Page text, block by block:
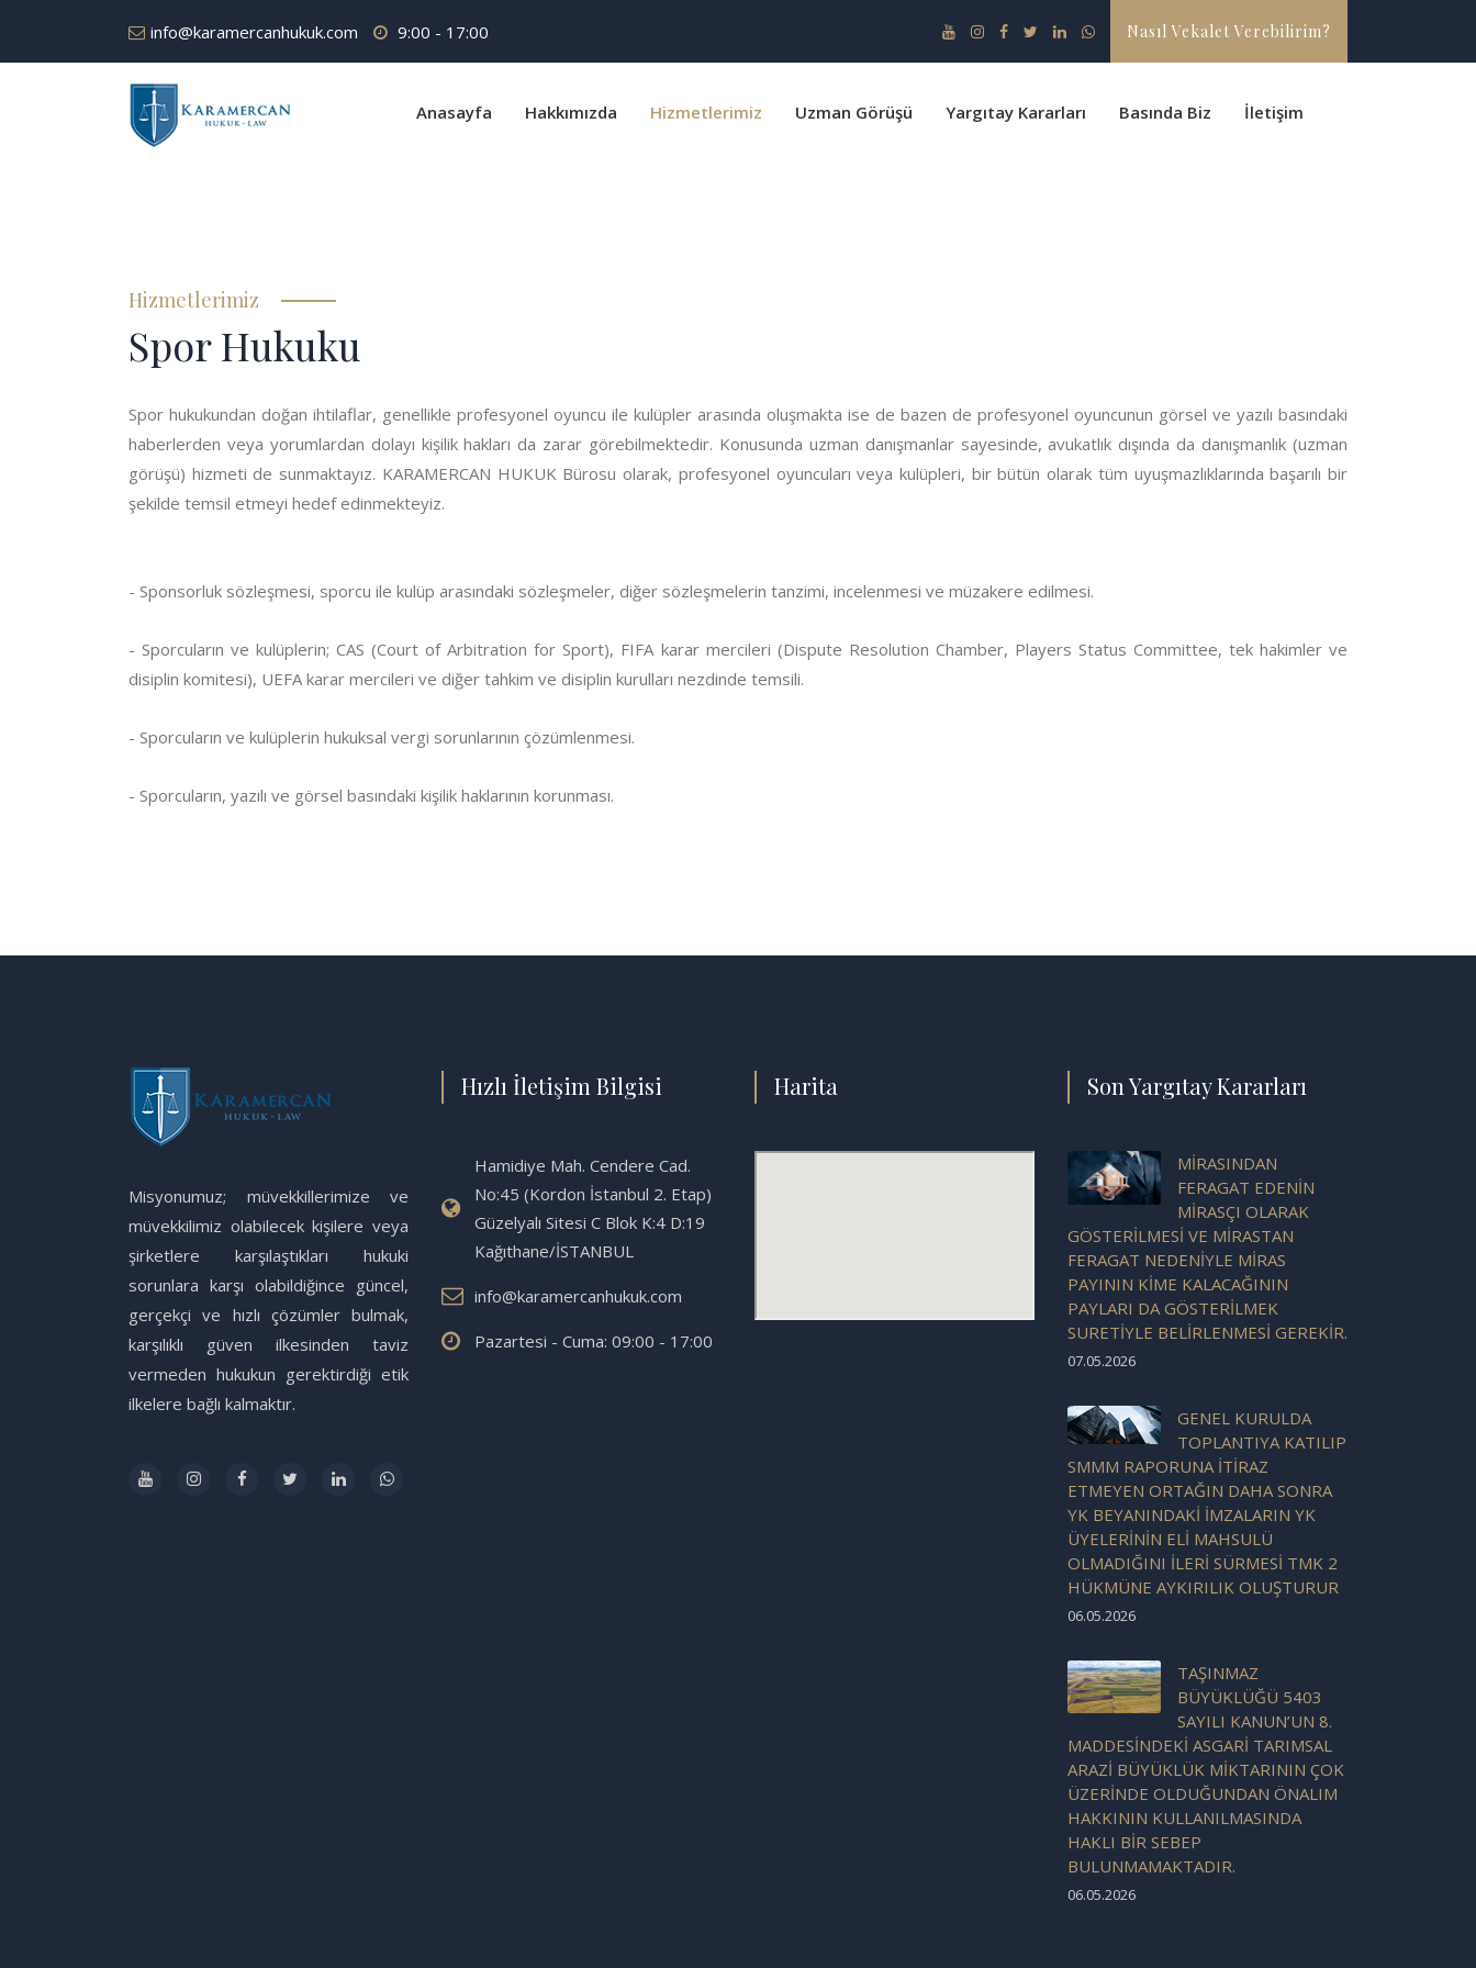
info@karamercanhukuk.com 9:00 - 17:00 Nasıl Vekalet Verebilirim?
Anasayfa Hakkımızda Hizmetlerimiz Uzman Görüşü Yargıtay Kararları Basında Biz İletişim
Hizmetlerimiz
Spor Hukuku
Spor hukukundan doğan ihtilaflar, genellikle profesyonel oyuncu ile kulüpler arasında oluşmakta ise de bazen de profesyonel oyuncunun görsel ve yazılı basındaki
haberlerden veya yorumlardan dolayı kişilik hakları da zarar görebilmektedir. Konusunda uzman danışmanlar sayesinde, avukatlık dışında da danışmanlık (uzman
görüşü) hizmeti de sunmaktayız. KARAMERCAN HUKUK Bürosu olarak, profesyonel oyuncuları veya kulüpleri, bir bütün olarak tüm uyuşmazlıklarında başarılı bir
şekilde temsil etmeyi hedef edinmekteyiz.
- Sponsorluk sözleşmesi, sporcu ile kulüp arasındaki sözleşmeler, diğer sözleşmelerin tanzimi, incelenmesi ve müzakere edilmesi.
- Sporcuların ve kulüplerin; CAS (Court of Arbitration for Sport), FIFA karar mercileri (Dispute Resolution Chamber, Players Status Committee, tek hakimler ve
disiplin komitesi), UEFA karar mercileri ve diğer tahkim ve disiplin kurulları nezdinde temsili.
- Sporcuların ve kulüplerin hukuksal vergi sorunlarının çözümlenmesi.
- Sporcuların, yazılı ve görsel basındaki kişilik haklarının korunması.
Misyonumuz; müvekkillerimize ve
müvekkilimiz olabilecek kişilere veya
şirketlere karşılaştıkları hukuki
sorunlara karşı olabildiğince güncel,
gerçekçi ve hızlı çözümler bulmak,
karşılıklı güven ilkesinden taviz
vermeden hukukun gerektirdiği etik
ilkelere bağlı kalmaktır.
Hızlı İletişim Bilgisi
Hamidiye Mah. Cendere Cad.
No:45 (Kordon İstanbul 2. Etap)
Güzelyalı Sitesi C Blok K:4 D:19
Kağıthane/İSTANBUL
info@karamercanhukuk.com
Pazartesi - Cuma: 09:00 - 17:00
Harita Son Yargıtay Kararları
MİRASINDAN
FERAGAT EDENİN
MİRASÇI OLARAK
GÖSTERİLMESİ VE MİRASTAN
FERAGAT NEDENİYLE MİRAS
PAYININ KİME KALACAĞININ
PAYLARI DA GÖSTERİLMEK
SURETİYLE BELİRLENMESİ GEREKİR.
07.05.2026
GENEL KURULDA
TOPLANTIYA KATILIP
SMMM RAPORUNA İTİRAZ
ETMEYEN ORTAĞIN DAHA SONRA
YK BEYANINDAKİ İMZALARIN YK
ÜYELERİNİN ELİ MAHSULÜ
OLMADIĞINI İLERİ SÜRMESİ TMK 2
HÜKMÜNE AYKIRILIK OLUŞTURUR
06.05.2026
TAŞINMAZ
BÜYÜKLÜĞÜ 5403
SAYILI KANUN’UN 8.
MADDESİNDEKİ ASGARİ TARIMSAL
ARAZİ BÜYÜKLÜK MİKTARININ ÇOK
ÜZERİNDE OLDUĞUNDAN ÖNALIM
HAKKININ KULLANILMASINDA
HAKLI BİR SEBEP
BULUNMAMAKTADIR.
06.05.2026